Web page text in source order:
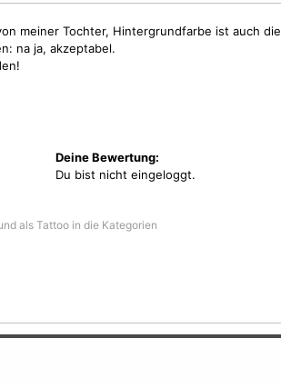
meiner Tochter, Hintergrundfarbe ist auch die
na ja, akzeptabel.
Deine Bewertung:
Du bist nicht eingeloggt.
als Tattoo in die Kategorien